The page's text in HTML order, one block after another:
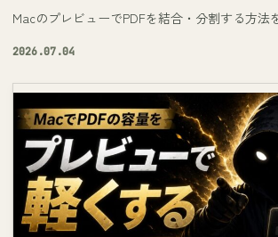
MacのプレビューでPDFを結合・分割する方法
2026.07.04